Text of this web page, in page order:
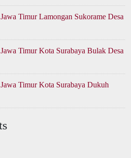
Timur Lamongan Sukorame Desa
Timur Kota Surabaya Bulak Desa
Timur Kota Surabaya Dukuh